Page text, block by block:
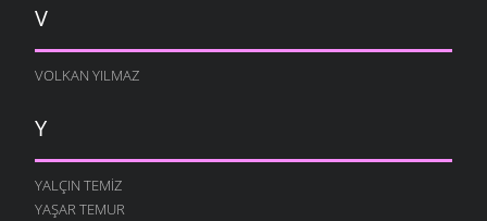
V
VOLKAN YILMAZ
Y
YALÇIN TEMIZ
YAŞAR TEMUR